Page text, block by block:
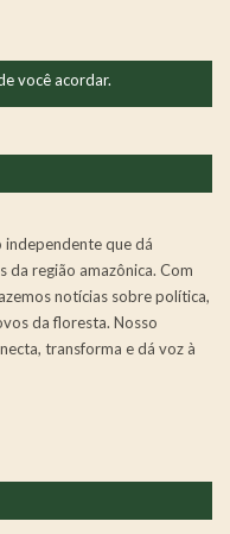
você acordar.
independente que dá
da região amazônica. Com
notícias sobre política,
da floresta. Nosso
transforma e dá voz à